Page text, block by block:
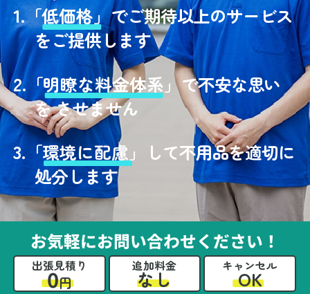
1.「低価格」でご期待以上のサービス
をご提供します
2.「明瞭な料金体系」で不安な思い
を させません
3. 「環境に配慮」
して不用品を適切に
処分します
お気軽にお問い合わせください！
出張見積り
0円
追加料金
なし
キャンセル
OK